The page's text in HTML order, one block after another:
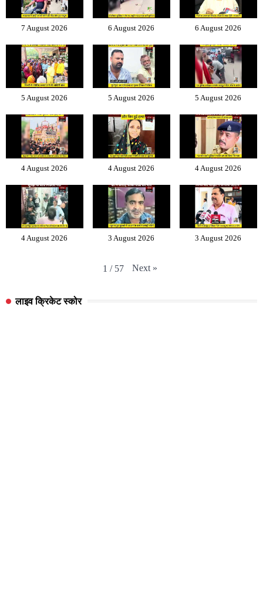
7 August 2026 6 August 2026 6 August 2026
5 August 2026 5 August 2026 5 August 2026
4 August 2026 4 August 2026 4 August 2026
4 August 2026 3 August 2026 3 August 2026
1 / 57 Next »
लाइव क्रिकेट स्कोर